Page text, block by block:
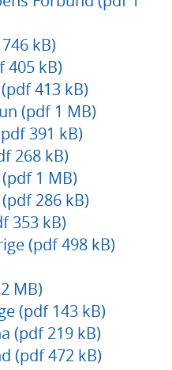
kB)
405 kB)
413 kB)
(pdf 1 MB)
391 kB)
268 kB)
1 MB)
286 kB)
353 kB)
(pdf 498 kB)
MB)
(pdf 143 kB)
(pdf 219 kB)
(pdf 472 kB)